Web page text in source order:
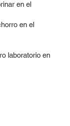
en el
en el
laboratorio en